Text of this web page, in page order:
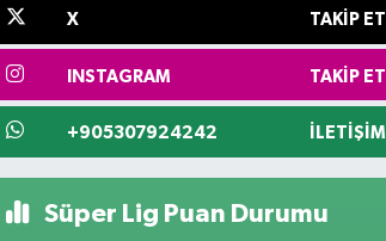
X TAKIP ET
INSTAGRAM TAKIP ET
+905307924242 İLETIŞIM
Süper Lig Puan Durumu